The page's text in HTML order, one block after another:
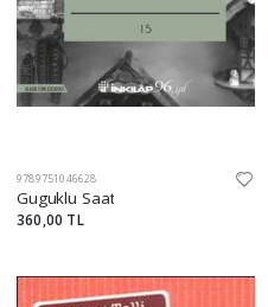
9789751046628
Guguklu Saat
360,00 TL